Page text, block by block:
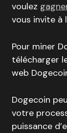
voulez
vous invite à
Pour miner
télécharger
web
Dogecoin
votre
puissance